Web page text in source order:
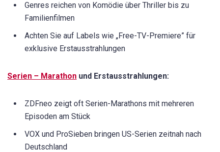
Genres reichen von Komödie über Thriller bis zu
Familienfilmen
Achten Sie auf Labels wie „Free-TV-Premiere” für
exklusive Erstausstrahlungen
Serien – Marathon und Erstausstrahlungen:
ZDFneo zeigt oft Serien-Marathons mit mehreren
Episoden am Stück
VOX und ProSieben bringen US-Serien zeitnah nach
Deutschland